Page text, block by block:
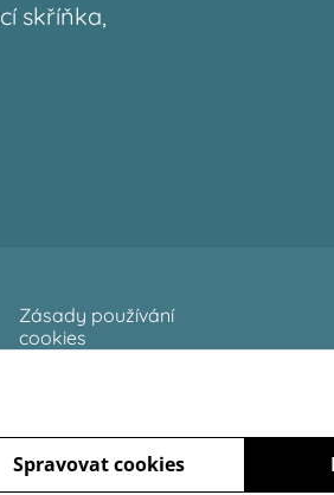
skříňka,
Zásady používání
cookies
Spravovat cookies